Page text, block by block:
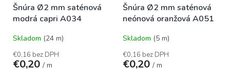
Šnúra Ø2 mm saténová
modrá capri A034
Skladom (24 m)
€0,16 bez DPH
€0,20 / m
Šnúra Ø2 mm saténová
neónová oranžová A051
Skladom (5 m)
€0,16 bez DPH
€0,20 / m